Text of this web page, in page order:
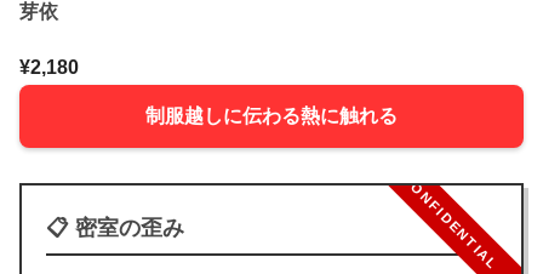
芽依
¥2,180
制服越しに伝わる熱に触れる
CONFIDENTIAL
📋 密室の歪み